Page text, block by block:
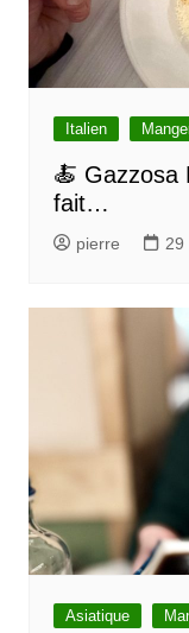
Italien
🍝 Gazzosa
fait…
pierre 29
Asiatique